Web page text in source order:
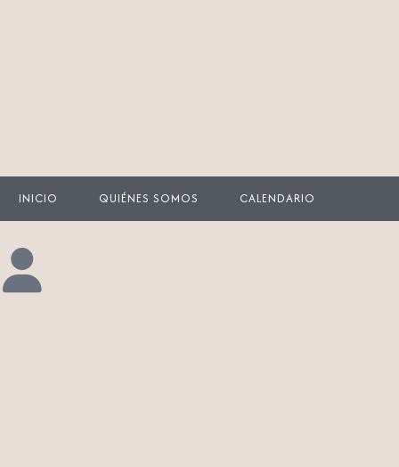
INICIO QUIÉNES SOMOS CALENDARIO